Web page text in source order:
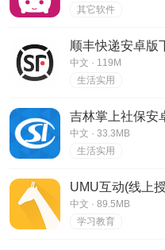
其它软件
顺丰快递安卓版
中文 · 119M
生活实用
吉林掌上社保安
中文 · 33.3MB
生活实用
UMU互动(线上
中文 · 89.5MB
学习教育